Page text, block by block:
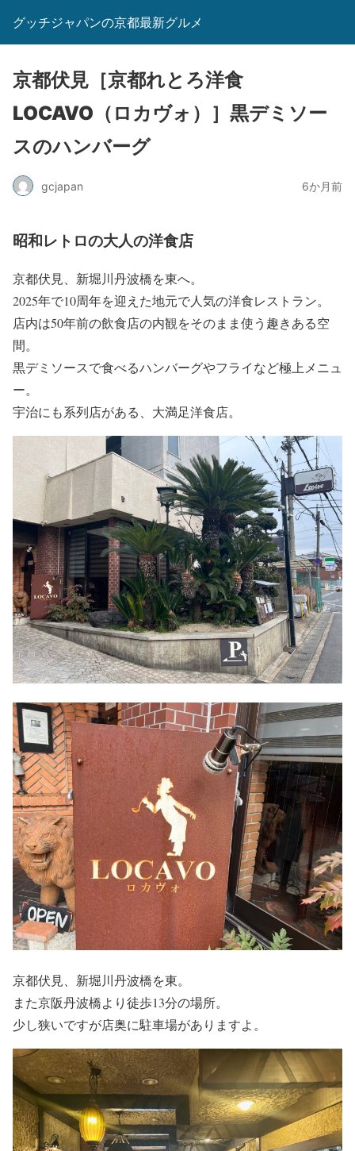
グッチジャパンの京都最新グルメ
京都伏見［京都れとろ洋食
LOCAVO（ロカヴォ）］黒デミソー
スのハンバーグ
gcjapan 6か月前
昭和レトロの大人の洋食店
京都伏見、新堀川丹波橋を東へ。
2025年で10周年を迎えた地元で人気の洋食レストラン。
店内は50年前の飲食店の内観をそのまま使う趣きある空
間。
黒デミソースで食べるハンバーグやフライなど極上メニュ
ー。
宇治にも系列店がある、大満足洋食店。
京都伏見、新堀川丹波橋を東。
また京阪丹波橋より徒歩13分の場所。
少し狭いですが店奥に駐車場がありますよ。